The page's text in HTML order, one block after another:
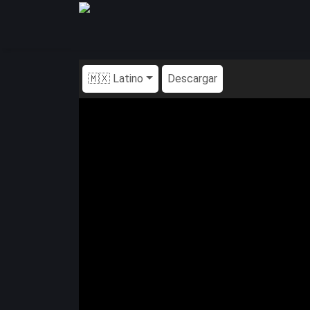
🇲🇽 Latino Descargar